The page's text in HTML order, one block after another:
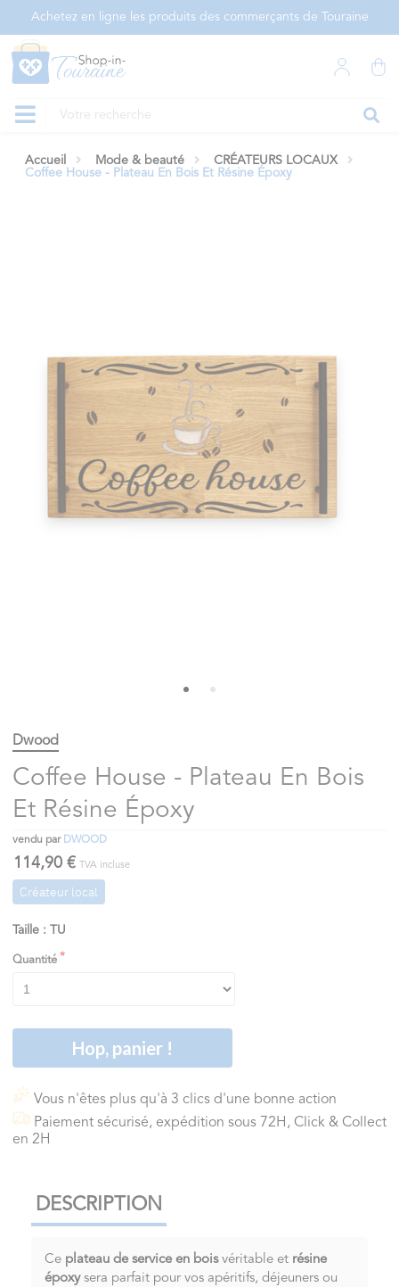
Achetez en ligne les produits des commerçants de Touraine
Accueil Mode & beauté
CRÉATEURS LOCAUX
Coffee House - Plateau En Bois Et Résine Époxy
Dwood
Coffee House - Plateau En Bois
Et Résine Époxy
vendu par DWOOD
114,90 € TVA incluse
Créateur local
Taille : TU
Quantité
Hop, panier !
Vous n'êtes plus qu'à 3 clics d'une bonne action
Paiement sécurisé, expédition sous 72H, Click & Collect
en 2H
DESCRIPTION
Ce plateau de service en bois véritable et résine
époxysera parfait pour vos apéritifs, déjeuners ou
Panneau de gestion des cookies